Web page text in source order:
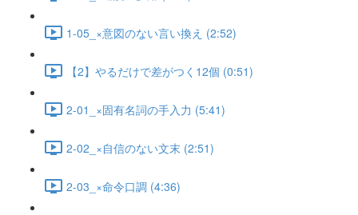
1-05_×意図のない言い換え (2:52)
【2】やるだけで差がつく12個 (0:51)
2-01_×固有名詞の手入力 (5:41)
2-02_×自信のない文末 (2:51)
2-03_×命令口調 (4:36)